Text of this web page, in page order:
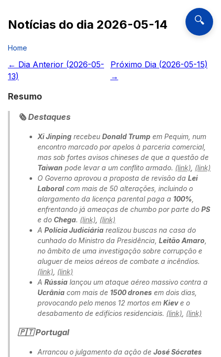
🔍
Notícias do dia 2026-05-14
Home
← Dia Anterior (2026-05-
13)
Próximo Dia (2026-05-15)
→
Resumo
🗞️ Destaques
Xi Jinping recebeu Donald Trump em Pequim, num
encontro marcado por apelos à parceria comercial,
mas sob fortes avisos chineses de que a questão de
Taiwan pode levar a um conflito armado. (link) (link)
O Governo aprovou a proposta de revisão da Lei
Laboral com mais de 50 alterações, incluindo o
alargamento da licença parental paga a 100%
enfrentando já ameaças de chumbo por parte do PS
e do Chega. (link) (link)
A Polícia Judiciária realizou buscas na casa do
cunhado do Ministro da Presidência, Leitão Amaro
no âmbito de uma investigação sobre corrupção e
aluguer de meios aéreos de combate a incêndios.
(link) (link)
A Rússia lançou um ataque aéreo massivo contra a
Ucrânia com mais de 1500 drones em dois dias,
provocando pelo menos 12 mortos em Kieve o
desabamento de edifícios residenciais. (link) (link)
🇵🇹 Portugal
Arrancou o julgamento da ação de José Sócrates